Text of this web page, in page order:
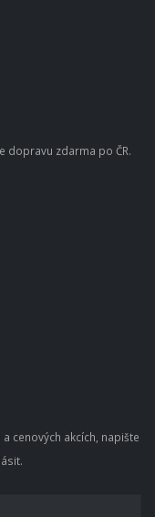
dopravu zdarma po ČR.
cenových akcích, napište